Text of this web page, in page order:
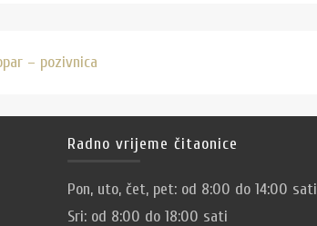
– pozivnica
Radno vrijeme čitaonice
Pon, uto, čet, pet: od 8:00 do 14:00 sati
Sri: od 8:00 do 18:00 sati